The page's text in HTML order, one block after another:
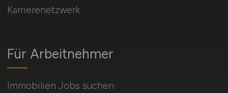
Für Arbeitnehmer
Immobilien Jobs suchen
Karrierenetzwerk